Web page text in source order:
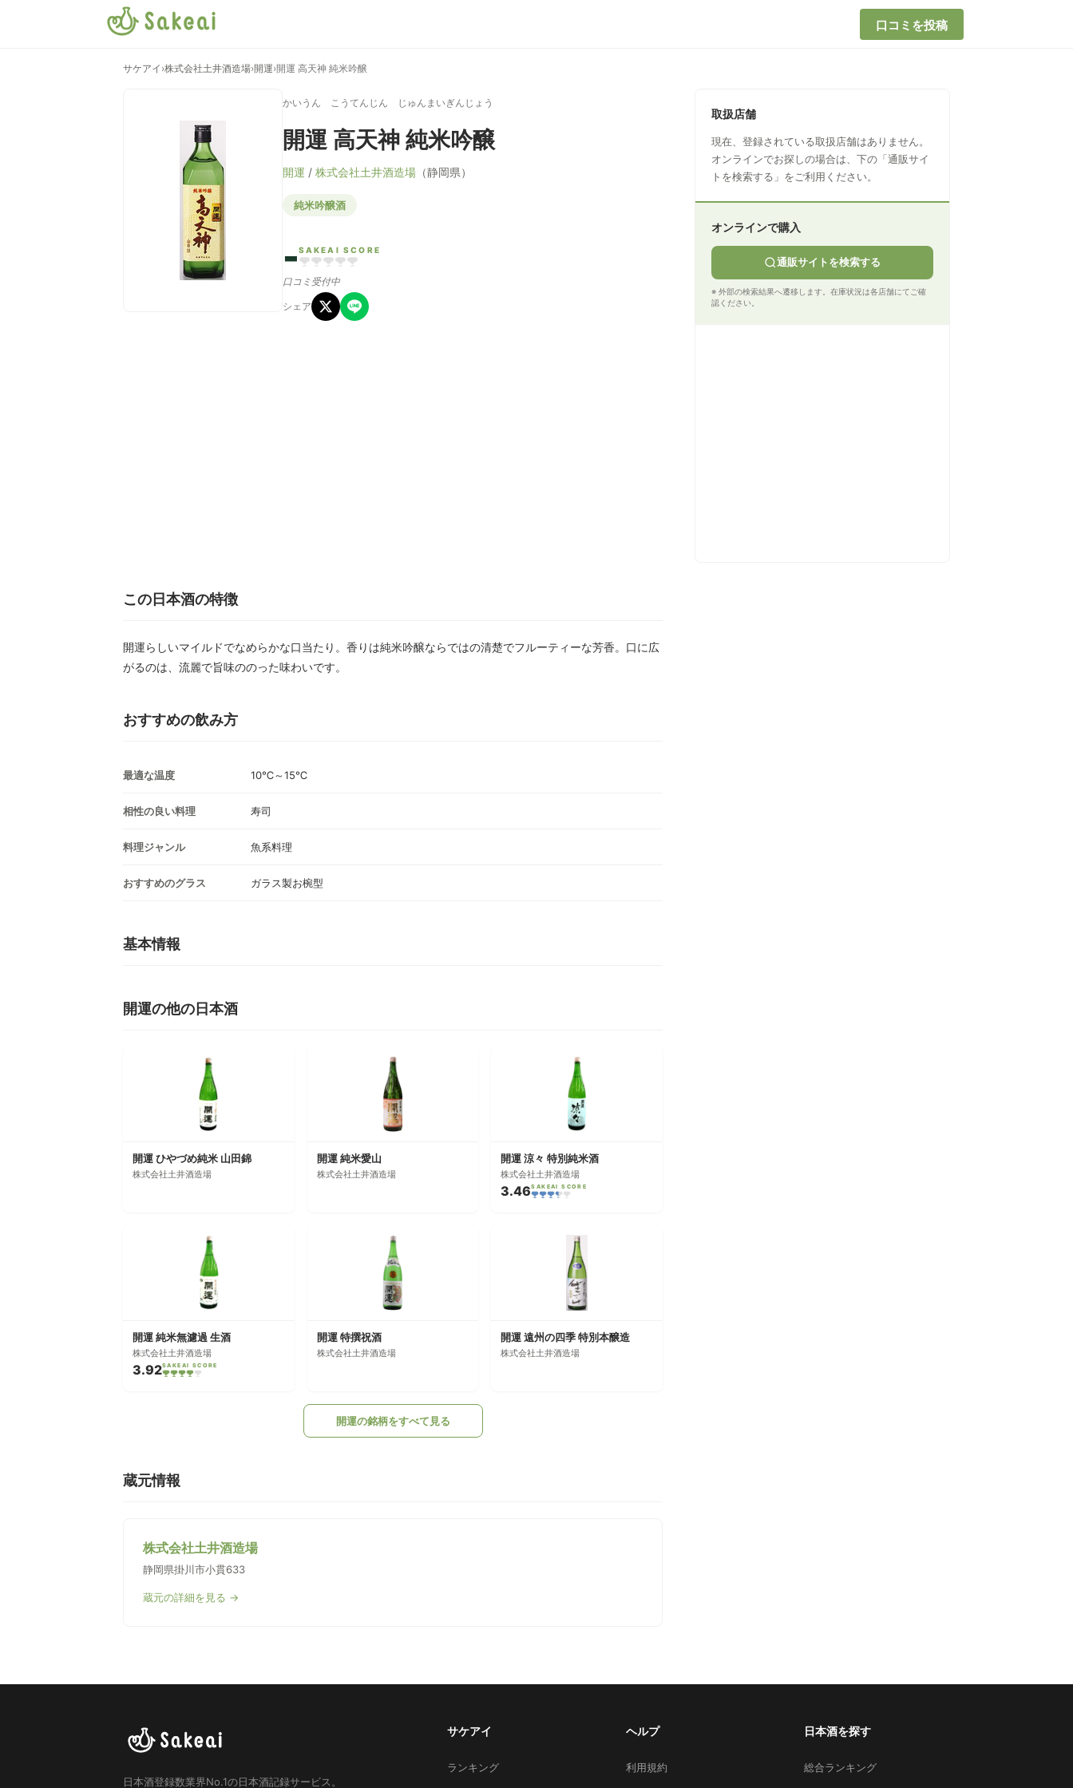
口コミを投稿
サケアイ ›株式会社土井酒造場›開運›開運 高天神 純米吟醸
かいうん こうてんじん じゅんまいぎんじょう
開運 高天神 純米吟醸
開運 / 株式会社土井酒造場 （静岡県）
純米吟醸酒
-SAKEAI SCORE
口コミ受付中
シェア
取扱店舗
現在、登録されている取扱店舗はありません。
オンラインでお探しの場合は、下の「通販サイ
トを検索する」をご利用ください。
オンラインで購入
通販サイトを検索する
※ 外部の検索結果へ遷移します。在庫状況は各店舗にてご確
認ください。
この日本酒の特徴
開運らしいマイルドでなめらかな口当たり。香りは純米吟醸ならではの清楚でフルーティーな芳香。口に広
がるのは、流麗で旨味ののった味わいです。
おすすめの飲み方
最適な温度 10℃～15℃
相性の良い料理 寿司
料理ジャンル 魚系料理
おすすめのグラス ガラス製お椀型
基本情報
開運の他の日本酒
開運 ひやづめ純米 山田錦
株式会社土井酒造場
開運 純米愛山
株式会社土井酒造場
開運 涼々 特別純米酒
株式会社土井酒造場
3.46SAKEAI SCORE
開運 純米無濾過 生酒
株式会社土井酒造場
3.92SAKEAI SCORE
開運 特撰祝酒
株式会社土井酒造場
開運 遠州の四季 特別本醸造
株式会社土井酒造場
開運の銘柄をすべて見る
蔵元情報
株式会社土井酒造場
静岡県掛川市小貫633
蔵元の詳細を見る →
日本酒登録数業界No.1の日本酒記録サービス。
サケアイ
ランキング
ヘルプ
利用規約
日本酒を探す
総合ランキング